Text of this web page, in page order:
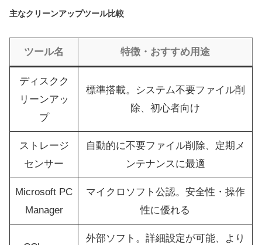
主なクリーンアップツール比較
ツール名 特徴・おすすめ用途
ディスクク
リーンアッ
プ
標準搭載。システム不要ファイル削
除、初心者向け
ストレージ
センサー
自動的に不要ファイル削除、定期メ
ンテナンスに最適
Microsoft PC
Manager
マイクロソフト公認。安全性・操作
性に優れる
外部ソフト。詳細設定が可能、より